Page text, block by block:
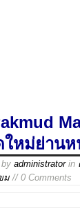
หม่ย่าน
byadministratorin
ม // 0 Comments